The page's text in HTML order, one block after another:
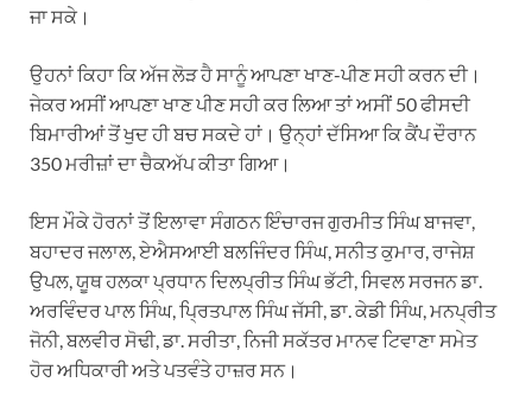
ਜਾ ਸਕੇ।
ਉਹਨਾਂ ਕਿਹਾ ਕਿ ਅੱਜ ਲੋੜ ਹੈ ਸਾਨੂੰ ਆਪਣਾ ਖਾਣ-ਪੀਣ ਸਹੀ ਕਰਨ ਦੀ।
ਜੇਕਰ ਅਸੀਂ ਆਪਣਾ ਖਾਣ ਪੀਣ ਸਹੀ ਕਰ ਲਿਆ ਤਾਂ ਅਸੀਂ 50 ਫੀਸਦੀ
ਬਿਮਾਰੀਆਂ ਤੋਂ ਖੁਦ ਹੀ ਬਚ ਸਕਦੇ ਹਾਂ। ਉਨ੍ਹਾਂ ਦੱਸਿਆ ਕਿ ਕੈਂਪ ਦੌਰਾਨ
350 ਮਰੀਜ਼ਾਂ ਦਾ ਚੈਕਅੱਪ ਕੀਤਾ ਗਿਆ।
ਇਸ ਮੌਕੇ ਹੋਰਨਾਂ ਤੋਂ ਇਲਾਵਾ ਸੰਗਠਨ ਇੰਚਾਰਜ ਗੁਰਮੀਤ ਸਿੰਘ ਬਾਜਵਾ,
ਬਹਾਦਰ ਜਲਾਲ, ਏਐਸਆਈ ਬਲਜਿੰਦਰ ਸਿੰਘ, ਸਨੀਤ ਕੁਮਾਰ, ਰਾਜੇਸ਼
ਉਪਲ, ਯੂਥ ਹਲਕਾ ਪ੍ਰਧਾਨ ਦਿਲਪ੍ਰੀਤ ਸਿੰਘ ਭੱਟੀ, ਸਿਵਲ ਸਰਜਨ ਡਾ.
ਅਰਵਿੰਦਰ ਪਾਲ ਸਿੰਘ, ਪ੍ਰਿਤਪਾਲ ਸਿੰਘ ਜੱਸੀ, ਡਾ. ਕੇਡੀ ਸਿੰਘ, ਮਨਪ੍ਰੀਤ
ਜੋਨੀ, ਬਲਵੀਰ ਸੋਢੀ, ਡਾ. ਸਰੀਤਾ, ਨਿਜੀ ਸਕੱਤਰ ਮਾਨਵ ਟਿਵਾਣਾ ਸਮੇਤ
ਹੋਰ ਅਧਿਕਾਰੀ ਅਤੇ ਪਤਵੰਤੇ ਹਾਜ਼ਰ ਸਨ।